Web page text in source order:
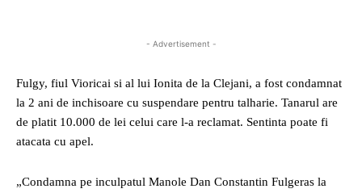
- Advertisement -
Fulgy, fiul Vioricai si al lui Ionita de la Clejani, a fost condamnat
la 2 ani de inchisoare cu suspendare pentru talharie. Tanarul are
de platit 10.000 de lei celui care l-a reclamat. Sentinta poate fi
atacata cu apel.
„Condamna pe inculpatul Manole Dan Constantin Fulgeras la